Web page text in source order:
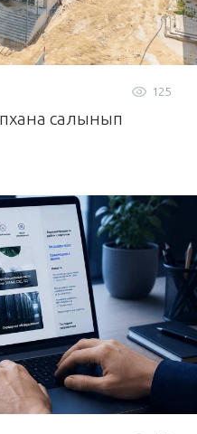
125
салынып